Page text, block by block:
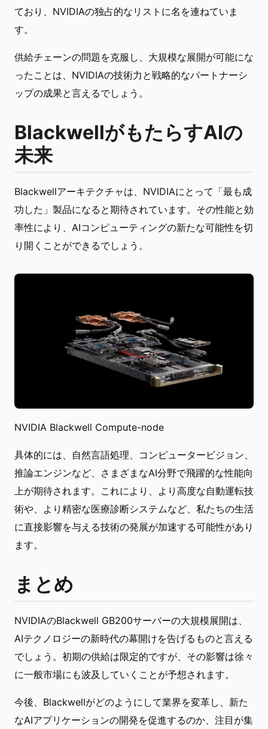
ており、NVIDIAの独占的なリストに名を連ねていま
す。
供給チェーンの問題を克服し、大規模な展開が可能にな
ったことは、NVIDIAの技術力と戦略的なパートナーシ
ップの成果と言えるでしょう。
BlackwellがもたらすAIの
未来
Blackwellアーキテクチャは、NVIDIAにとって「最も成
功した」製品になると期待されています。その性能と効
率性により、AIコンピューティングの新たな可能性を切
り開くことができるでしょう。
NVIDIA Blackwell Compute-node
具体的には、自然言語処理、コンピュータービジョン、
推論エンジンなど、さまざまなAI分野で飛躍的な性能向
上が期待されます。これにより、より高度な自動運転技
術や、より精密な医療診断システムなど、私たちの生活
に直接影響を与える技術の発展が加速する可能性があり
ます。
まとめ
NVIDIAのBlackwell GB200サーバーの大規模展開は、
AIテクノロジーの新時代の幕開けを告げるものと言える
でしょう。初期の供給は限定的ですが、その影響は徐々
に一般市場にも波及していくことが予想されます。
今後、Blackwellがどのようにして業界を変革し、新た
なAIアプリケーションの開発を促進するのか、注目が集